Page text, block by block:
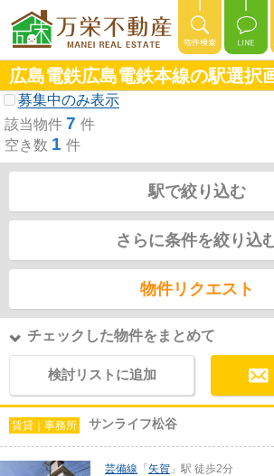
広島電鉄広島電鉄本線の駅選択
募集中のみ表示
該当物件 7 件
空き数 1 件
駅で絞り込む
さらに条件を絞り込
物件リクエスト
チェックした物件をまとめて
検討リストに追加
賃貸｜事務所 サンライフ松谷
芸備線 「矢賀 」駅 徒歩2分